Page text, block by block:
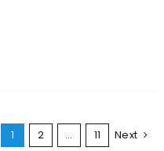
1 2 … 11 Next